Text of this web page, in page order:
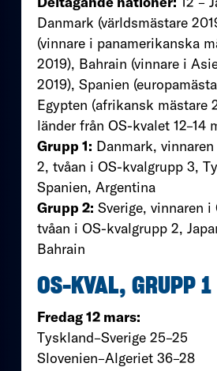
Danmark (världsmästare
(vinnare i panamerikanska
2019), Bahrain (vinnare i
2019), Spanien
Egypten (afrikansk mästare
länder från OS-kvalet 12–14
Grupp 1: Danmark,
2, tvåan i OS-kvalgrupp 3,
Spanien, Argentina
Grupp 2: Sverige, vinnaren
tvåan i OS-kvalgrupp 2,
Bahrain
OS-KVAL, GRUPP 1
Fredag 12 mars:
Tyskland–Sverige 25–25
Slovenien–Algeriet 36–28